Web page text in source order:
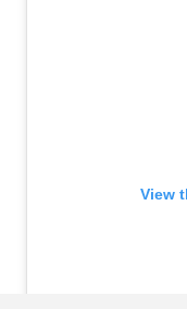
View